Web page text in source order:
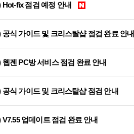
Hot-fix 점검 예정 안내
공식 가이드 및 크리스탈샵 점검 완료 안내
웹젠 PC방 서비스 점검 완료 안내
공식 가이드 및 크리스탈샵 점검 안내
V7.55 업데이트 점검 완료 안내